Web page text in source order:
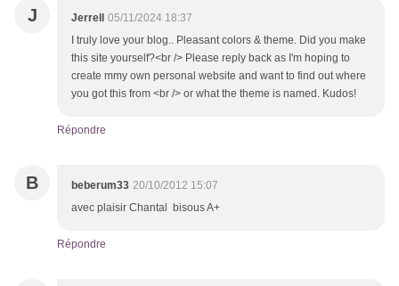
J Jerrell
05/11/2024 18:37
I truly love your blog.. Pleasant colors & theme. Did you make
this site yourself?<br /> Please reply back as I'm hoping to
create mmy own personal website and want to find out where
you got this from <br /> or what the theme is named. Kudos!
Répondre
B beberum33 20/10/2012 15:07
avec plaisir Chantal bisous A+
Répondre